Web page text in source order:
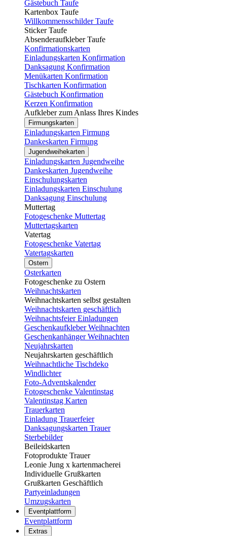
Gästebuch Taufe
Kartenbox Taufe
Willkommensschilder Taufe
Sticker Taufe
Absenderaufkleber Taufe
Konfirmationskarten
Einladungskarten Konfirmation
Danksagung Konfirmation
Menükarten Konfirmation
Tischkarten Konfirmation
Gästebuch Konfirmation
Kerzen Konfirmation
Aufkleber zum Anlass Ihres Kindes
Firmungskarten
Einladungskarten Firmung
Dankeskarten Firmung
Jugendweihekarten
Einladungskarten Jugendweihe
Dankeskarten Jugendweihe
Einschulungskarten
Einladungskarten Einschulung
Danksagung Einschulung
Muttertag
Fotogeschenke Muttertag
Muttertagskarten
Vatertag
Fotogeschenke Vatertag
Vatertagskarten
Ostern
Osterkarten
Fotogeschenke zu Ostern
Weihnachtskarten
Weihnachtskarten selbst gestalten
Weihnachtskarten geschäftlich
Weihnachtsfeier Einladungen
Geschenkaufkleber Weihnachten
Geschenkanhänger Weihnachten
Neujahrskarten
Neujahrskarten geschäftlich
Weihnachtliche Tischdeko
Windlichter
Foto-Adventskalender
Fotogeschenke Valentinstag
Valentinstag Karten
Trauerkarten
Einladung Trauerfeier
Danksagungskarten Trauer
Sterbebilder
Beileidskarten
Fotoprodukte Trauer
Leonie Jung x kartenmacherei
Individuelle Grußkarten
Grußkarten Geschäftlich
Partyeinladungen
Umzugskarten
Eventplattform
Eventplattform
Extras